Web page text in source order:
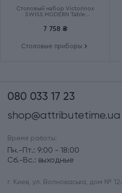
Столовый набор Victorinox
SWISS MODERN Table
7 758 ₴
Столовые приборы
080 033 17 23
shop@attributetime.ua
Время работы:
Пн.-Пт.: 9:00 - 18:00
Сб.-Вс.: выходные
г. Киев, ул. Волноваська, дом №